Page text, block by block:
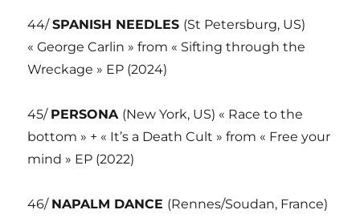
44/SPANISH NEEDLES (St Petersburg, US)
« George Carlin » from « Sifting through the
Wreckage » EP (2024)
45/ PERSONA (New York, US) « Race to the
bottom » + « It’s a Death Cult » from « Free your
mind » EP (2022)
46/ NAPALM DANCE (Rennes/Soudan, France)